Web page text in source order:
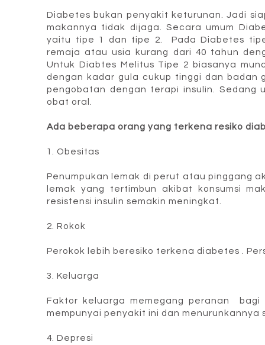
Diabetes bukan penyakit keturunan. Jadi
makannya tidak dijaga. Secara umum
yaitu tipe 1 dan tipe 2. Pada Diabetes
remaja atau usia kurang dari 40 tahun
Untuk Diabtes Melitus Tipe 2 biasanya
dengan kadar gula cukup tinggi dan badan
pengobatan dengan terapi insulin. Sedang
obat oral.
Ada beberapa orang yang terkena resiko
1. Obesitas
Penumpukan lemak di perut atau pinggang
lemak yang tertimbun akibat konsumsi
resistensi insulin semakin meningkat.
2. Rokok
Perokok lebih beresiko terkena diabetes .
3. Keluarga
Faktor keluarga memegang peranan bagi
mempunyai penyakit ini dan menurunkannya
4. Depresi